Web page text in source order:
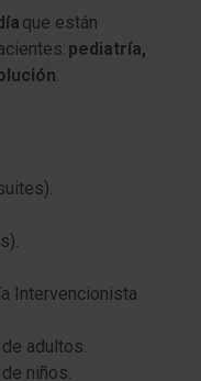
que están
pediatría,
.
Intervencionista
adultos.
niños.